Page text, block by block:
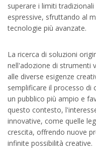
superare i limiti
espressive, sfruttando al
tecnologie più avanzate.
La ricerca di soluzioni
nell'adozione di strumenti
alle diverse esigenze
semplificare il processo di
un pubblico più ampio e
questo contesto,
innovative, come quelle
crescita, offrendo nuove
infinite possibilità creative.